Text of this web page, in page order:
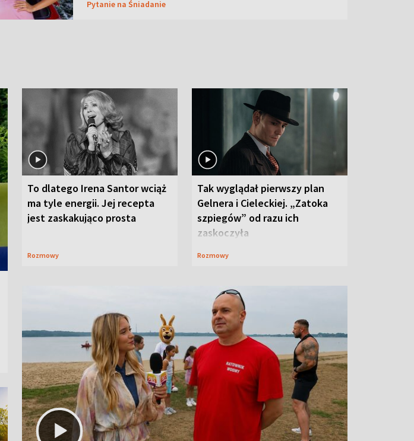
Pytanie na Śniadanie
To dlatego Irena Santor wciąż
ma tyle energii. Jej recepta
jest zaskakująco prosta
Rozmowy
Tak wyglądał pierwszy plan
Gelnera i Cieleckiej. „Zatoka
szpiegów” od razu ich
zaskoczyła
Rozmowy